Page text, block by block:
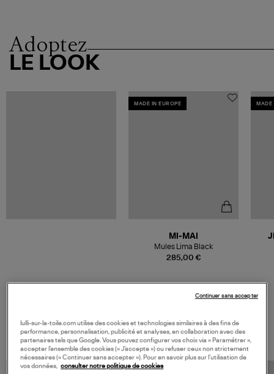
Adoptez
LE LOOK
MADE IN EUROPE
285,00 €
MI-MAI
Mules Lima Black
MADE
VOS DERNIERS PRODUITS VUS
lulli-sur-la-toile.com utilise des cookies et technologies similaires à des fins de
performance, personnalisation, publicité et analyses, en collaboration avec des
partenaires tels que Google. Vous pouvez configurer vos choix via « Paramétrer »,
accepter l’ensemble des cookies (« J’accepte ») ou refuser ceux non strictement
nécessaires (« Continuer sans accepter »). Pour en savoir plus sur l’utilisation de
vos données, consulter notre politique de cookies
Continuer sans accepter